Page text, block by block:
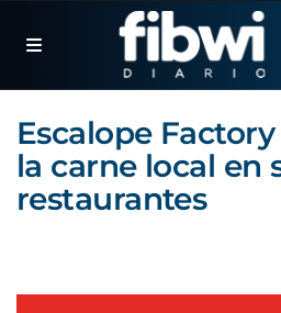
Escalope
la carne local en
restaurantes